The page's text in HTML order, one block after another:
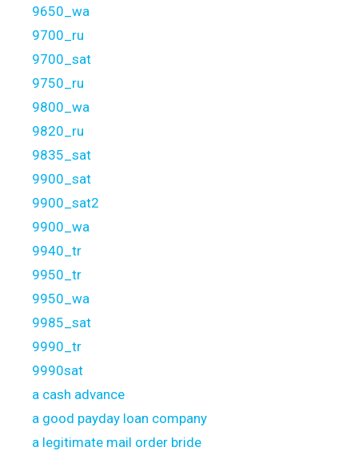
9650_wa
9700_ru
9700_sat
9750_ru
9800_wa
9820_ru
9835_sat
9900_sat
9900_sat2
9900_wa
9940_tr
9950_tr
9950_wa
9985_sat
9990_tr
9990sat
a cash advance
a good payday loan company
a legitimate mail order bride